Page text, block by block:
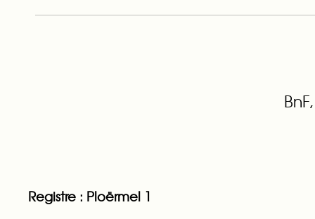
Registre : Ploërmel 1